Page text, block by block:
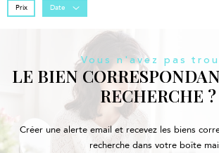
Prix Date
Vous n'avez pas
LE BIEN
RECHERCHE ?
Créer une alerte email et recevez les biens
recherche dans votre boîte